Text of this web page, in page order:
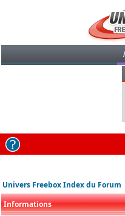
Univers Freebox Index du Forum
Informations